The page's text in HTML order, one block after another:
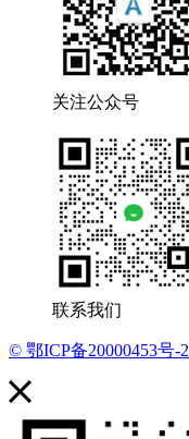
关注公众号
联系我们
© 鄂ICP备20000453号-2